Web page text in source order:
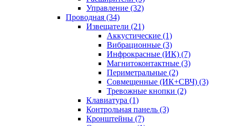
Управление (32)
Проводная (34)
Извещатели (21)
Аккустические (1)
Вибрационные (3)
Инфрокрасные (ИК) (7)
Магнитоконтактные (3)
Периметральные (2)
Совмещенные (ИК+СВЧ) (3)
Тревожные кнопки (2)
Клавиатура (1)
Контрольная панель (3)
Кронштейны (7)